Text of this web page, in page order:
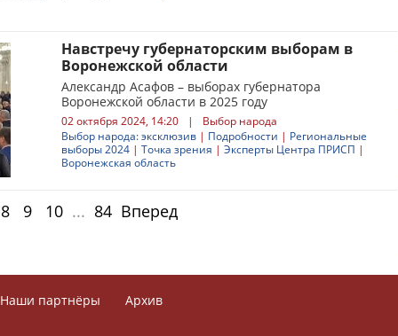
Навстречу губернаторским выборам в
Воронежской области
Александр Асафов – выборах губернатора
Воронежской области в 2025 году
02 октября 2024, 14:20 |
Выбор народа
Выбор народа: эксклюзив | Подробности | Региональные
выборы 2024 | Точка зрения | Эксперты Центра ПРИСП |
Воронежская область
8 9 10 ... 84 Вперед
Наши партнёры Архив